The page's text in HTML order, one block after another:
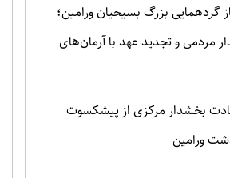
گردهمایی بزرگ بسیجیان ورامین؛
مردمی و تجدید عهد با آرمان‌های
بخشدار مرکزی از پیشکسوت
ورامین